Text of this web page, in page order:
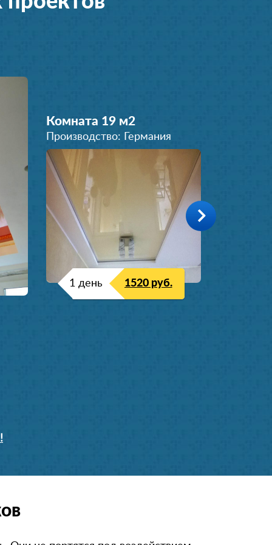
Комната 19 м2
Производство: Германия
1 день 1520 руб.